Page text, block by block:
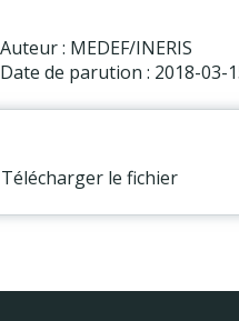
Auteur : MEDEF/INERIS
Date de parution : 2018-03-
Télécharger le fichier